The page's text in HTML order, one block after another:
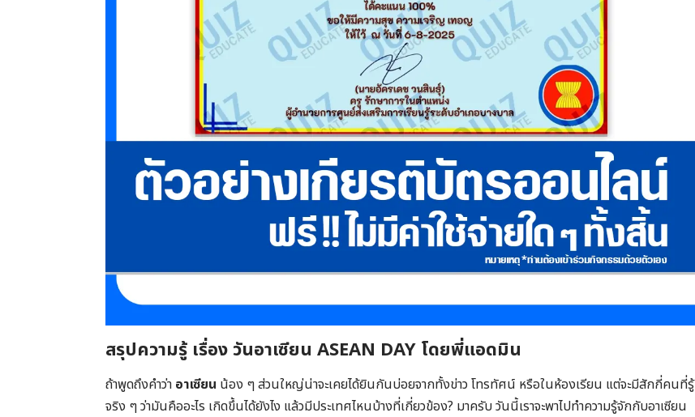
สรุปความรู้ เรื่อง วันอาเซียน ASEAN DAY โดยพี่แอดมิน
ถ้าพูดถึงคำว่า อาเซียน น้อง ๆ ส่วนใหญ่น่าจะเคยได้ยินกันบ่อยจากทั้งข่าว โทรทัศน์ หรือในห้องเรียน แต่จะมีสักกี่คนที่รู้
จริง ๆ ว่ามันคืออะไร เกิดขึ้นได้ยังไง แล้วมีประเทศไหนบ้างที่เกี่ยวข้อง? มาครับ วันนี้เราจะพาไปทำความรู้จักกับอาเซียน